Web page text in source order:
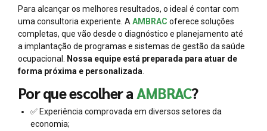
Para alcançar os melhores resultados, o ideal é contar com
uma consultoria experiente. A AMBRAC oferece soluções
completas, que vão desde o diagnóstico e planejamento até
a implantação de programas e sistemas de gestão da saúde
ocupacional. Nossa equipe está preparada para atuar de
forma próxima e personalizada
Por que escolher aAMBRAC?
✅ Experiência comprovada em diversos setores da
economia;